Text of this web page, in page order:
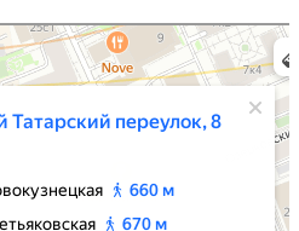
Москвы, ближайшее метро Новокузнецкая —